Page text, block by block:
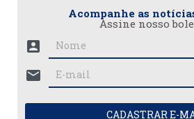
Acompanhe as
Assine nosso
account_box
mail
CADASTRAR E-